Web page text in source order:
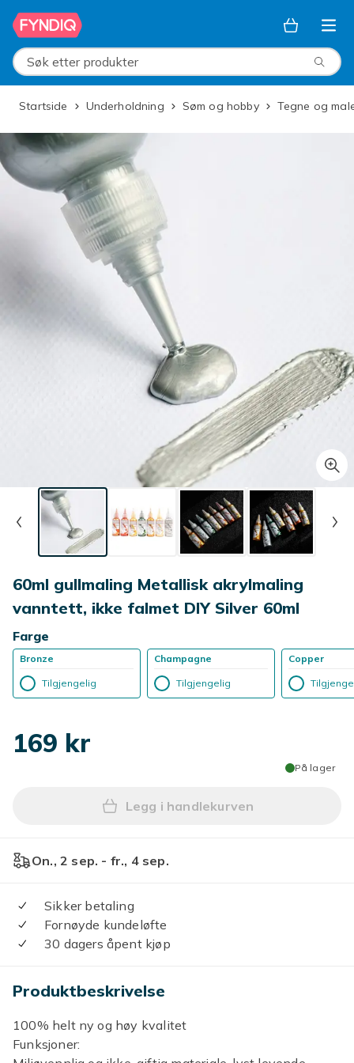
Hopp til hovedinnhold
Søk etter produkter
Startside Underholdning Søm og hobby Tegne og
60ml gullmaling Metallisk akrylmaling
vanntett, ikke falmet DIY Silver 60ml
Farge
Bronze
Tilgjengelig
Champagne
Tilgjengelig
Copper
169 kr
På lager
Legg 60ml gullmaling
Legg i handlekurven
On., 2 sep. - fr., 4 sep.
Sikker betaling
Fornøyde kundeløfte
30 dagers åpent kjøp
Produktbeskrivelse
100% helt ny og høy kvalitet
Funksjoner: